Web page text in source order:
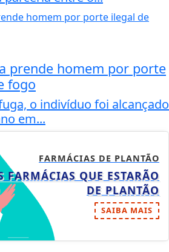
prende homem por porte
fogo
o indivíduo foi alcançado
em...
FARMÁCIAS DE PLANTÃO
FARMÁCIAS QUE ESTARÃO
DE PLANTÃO
SAIBA MAIS